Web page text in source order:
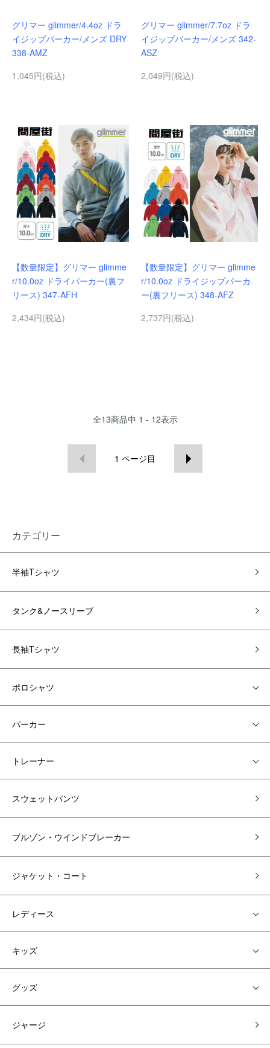
グリマー glimmer/4.4oz ドラ
イジップパーカー/メンズ DRY
338-AMZ
1,045円(税込)
グリマー glimmer/7.7oz ドラ
イジップパーカー/メンズ 342-
ASZ
2,049円(税込)
【数量限定】グリマー glimme
r/10.0oz ドライパーカー(裏フ
リース) 347-AFH
2,434円(税込)
【数量限定】グリマー glimme
r/10.0oz ドライジップパーカ
ー(裏フリース) 348-AFZ
2,737円(税込)
全13商品中 1 - 12表示
1 ページ目
カテゴリー
半袖Tシャツ
タンク&ノースリーブ
長袖Tシャツ
ポロシャツ
パーカー
トレーナー
スウェットパンツ
ブルゾン・ウインドブレーカー
ジャケット・コート
レディース
キッズ
グッズ
ジャージ